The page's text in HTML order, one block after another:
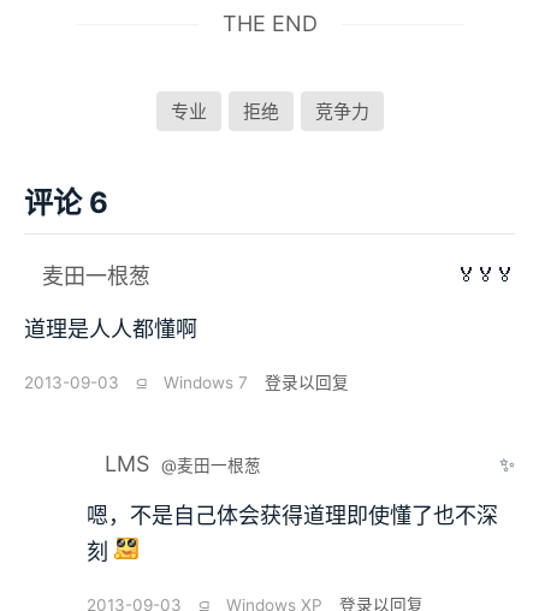
THE END
专业 拒绝 竞争力
评论 6
麦田一根葱 🏅🏅🏅
道理是人人都懂啊
2013-09-03 ⫑ Windows 7 登录以回复
LMS @麦田一根葱 ✨
嗯，不是自己体会获得道理即使懂了也不深
刻
2013-09-03 ⫑ Windows XP 登录以回复